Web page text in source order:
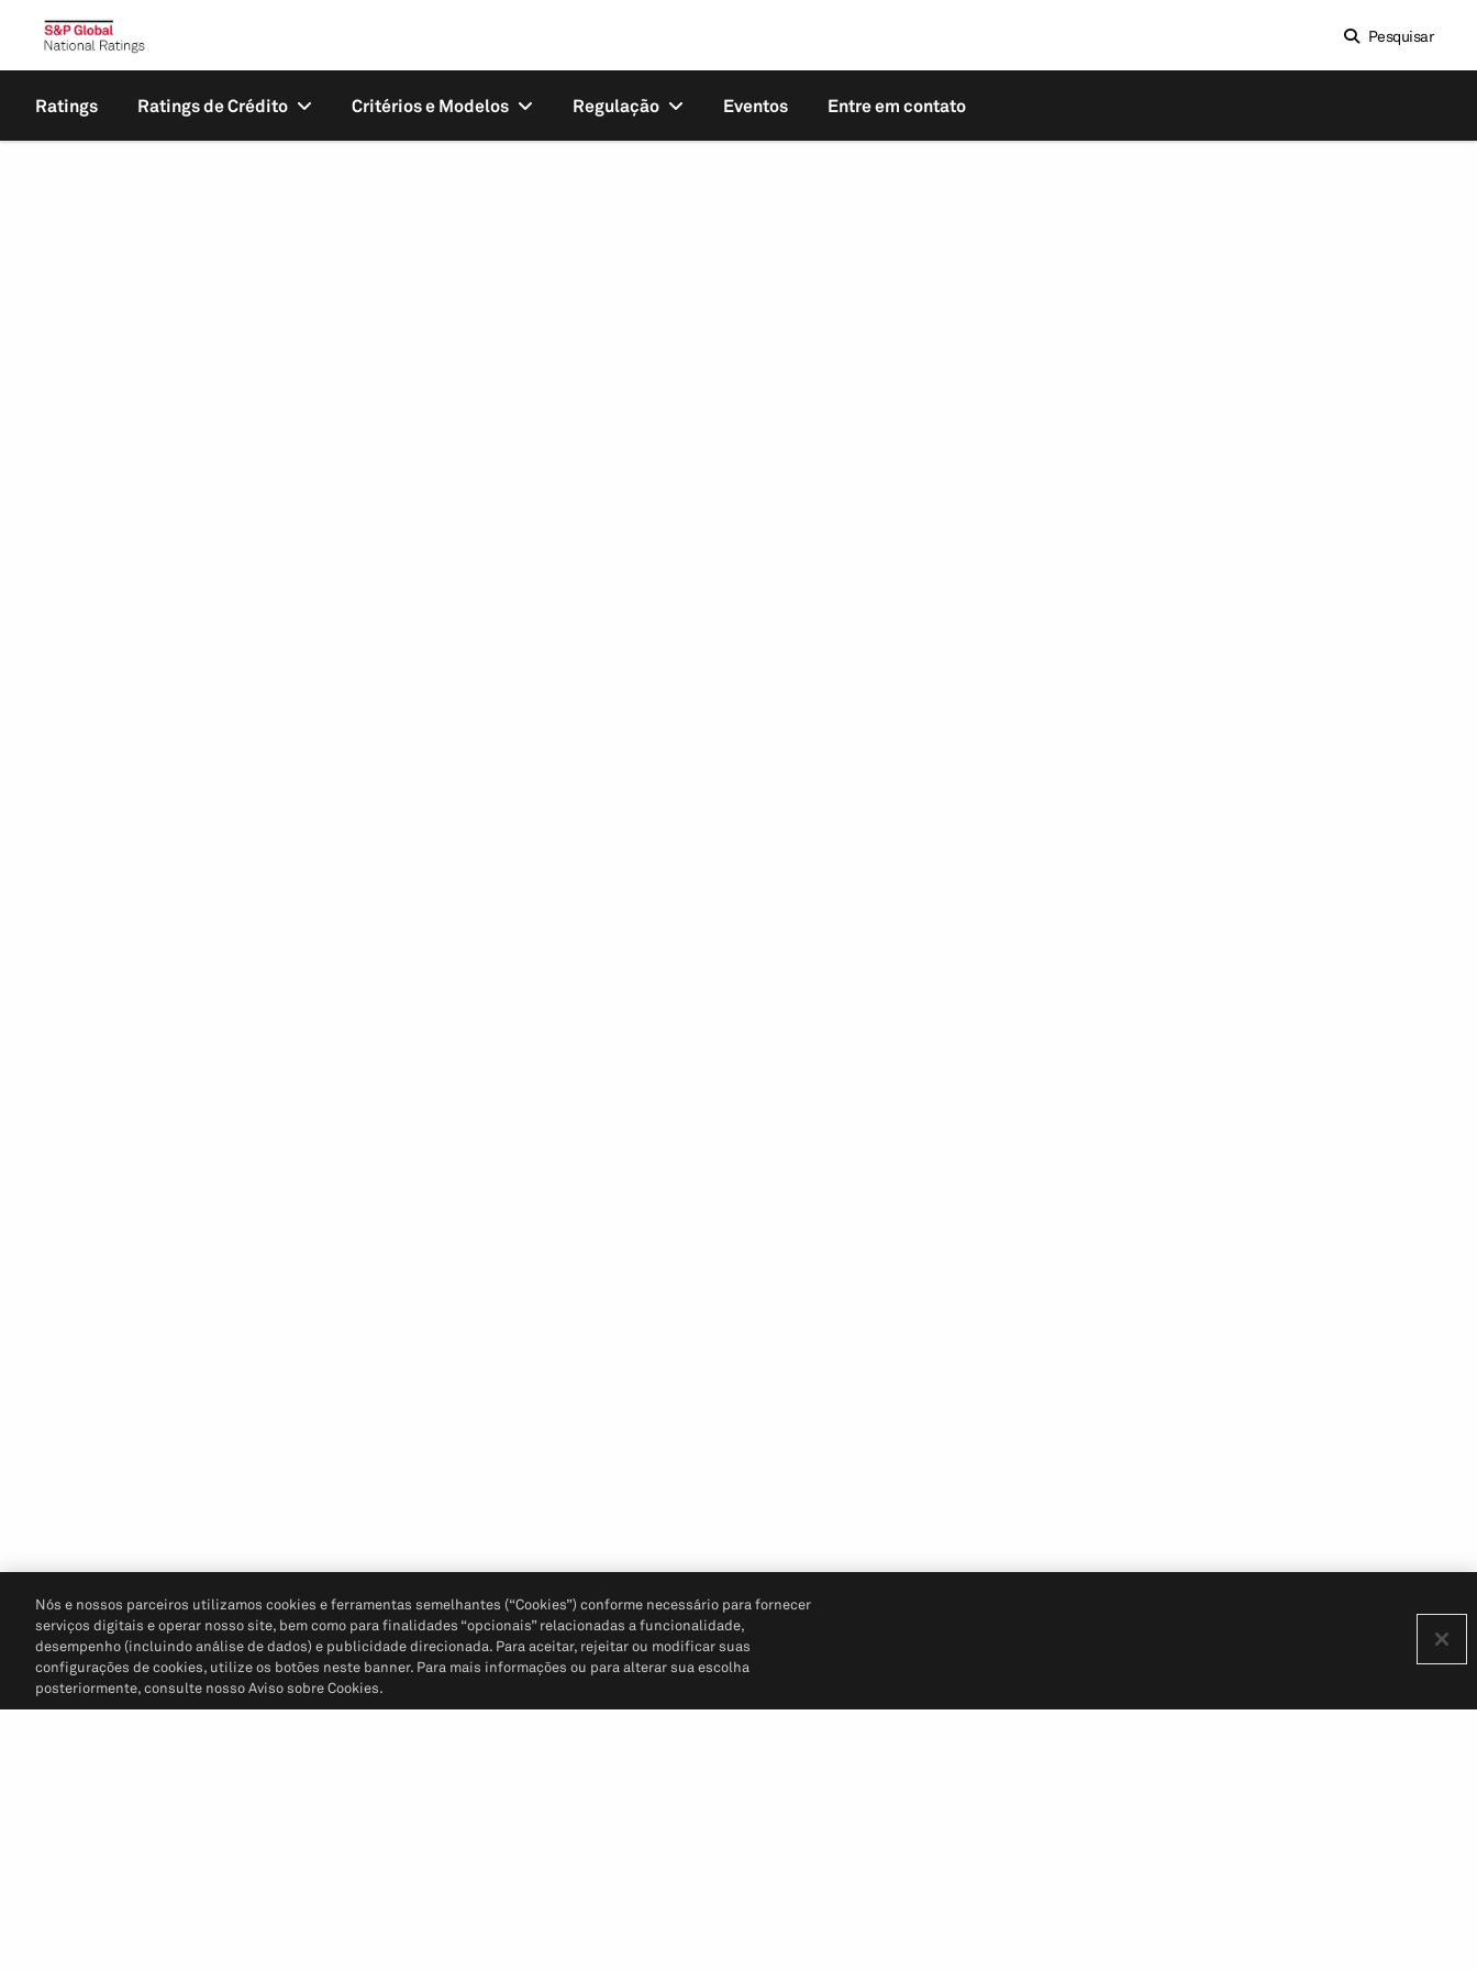
Pesquisar
Ratings Ratings de Crédito Critérios e Modelos Regulação Eventos Entre em contato
Nós e nossos parceiros utilizamos cookies e ferramentas semelhantes (“Cookies”) conforme necessário para fornecer
serviços digitais e operar nosso site, bem como para finalidades “opcionais” relacionadas a funcionalidade,
desempenho (incluindo análise de dados) e publicidade direcionada. Para aceitar, rejeitar ou modificar suas
configurações de cookies, utilize os botões neste banner. Para mais informações ou para alterar sua escolha
posteriormente, consulte nosso Aviso sobre Cookies.